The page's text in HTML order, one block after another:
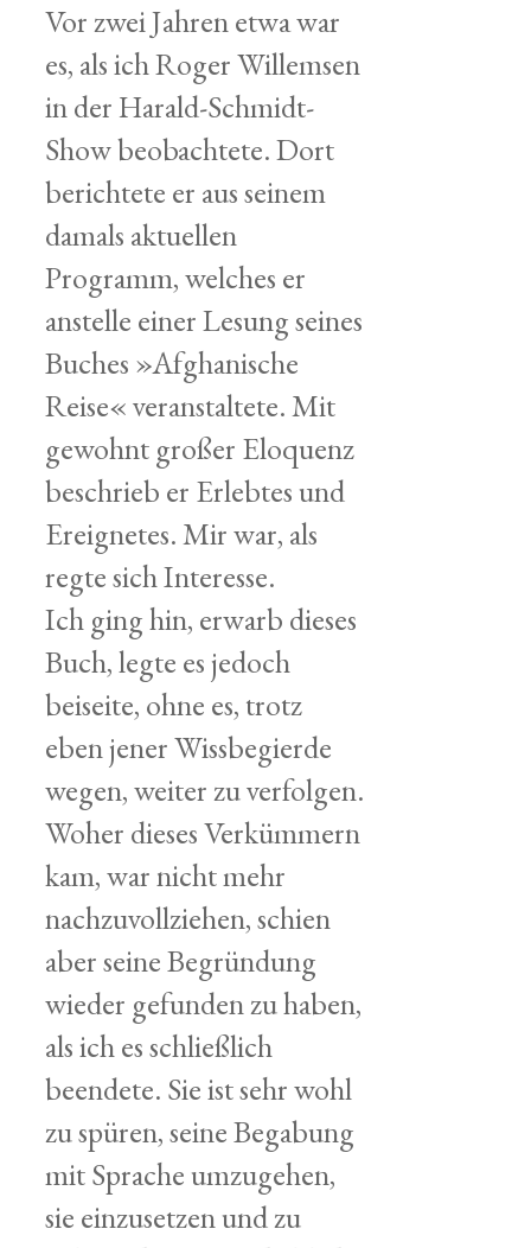
Vor zwei Jahren etwa war
es, als ich Roger Willemsen
in der Harald-Schmidt-
Show beobachtete. Dort
berichtete er aus seinem
damals aktuellen
Programm, welches er
anstelle einer Lesung seines
Buches »Afghanische
Reise« veranstaltete. Mit
gewohnt großer Eloquenz
beschrieb er Erlebtes und
Ereignetes. Mir war, als
regte sich Interesse.
Ich ging hin, erwarb dieses
Buch, legte es jedoch
beiseite, ohne es, trotz
eben jener Wissbegierde
wegen, weiter zu verfolgen.
Woher dieses Verkümmern
kam, war nicht mehr
nachzuvollziehen, schien
aber seine Begründung
wieder gefunden zu haben,
als ich es schließlich
beendete. Sie ist sehr wohl
zu spüren, seine Begabung
mit Sprache umzugehen,
sie einzusetzen und zu